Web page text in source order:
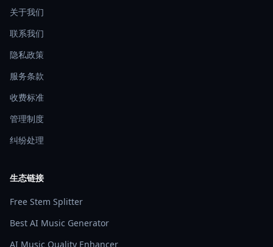
关于我们
联系我们
隐私政策
服务条款
收费标准
管理制度
纠纷处理
生态链接
Free Stem Splitter
Best AI Music Generator
AI Music Quality Enhancer